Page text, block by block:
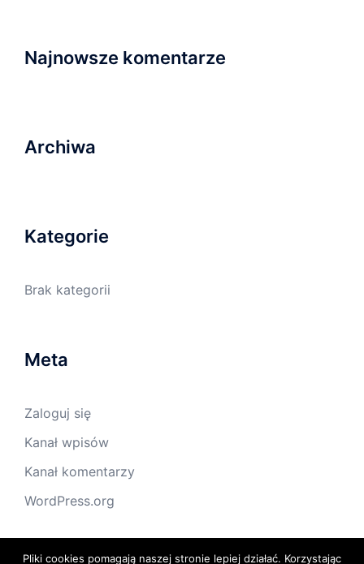
Najnowsze komentarze
Archiwa
Kategorie
Brak kategorii
Meta
Zaloguj się
Kanał wpisów
Kanał komentarzy
WordPress.org
Pliki cookies pomagają naszej stronie lepiej działać. Korzystając